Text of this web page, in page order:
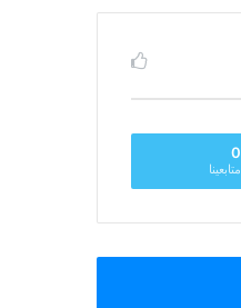
0
متابعينا